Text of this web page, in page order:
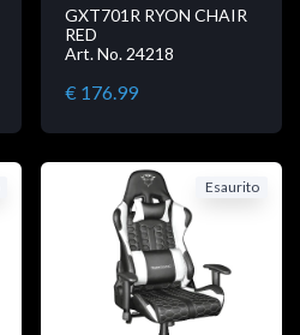
GXT701R RYON CHAIR
RED
Art. No. 24218
€ 176.99
Esaurito